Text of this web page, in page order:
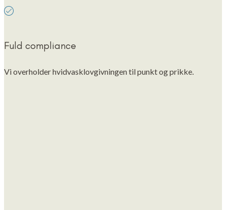
Fuld compliance
Vi overholder hvidvasklovgivningen til punkt og prikke.